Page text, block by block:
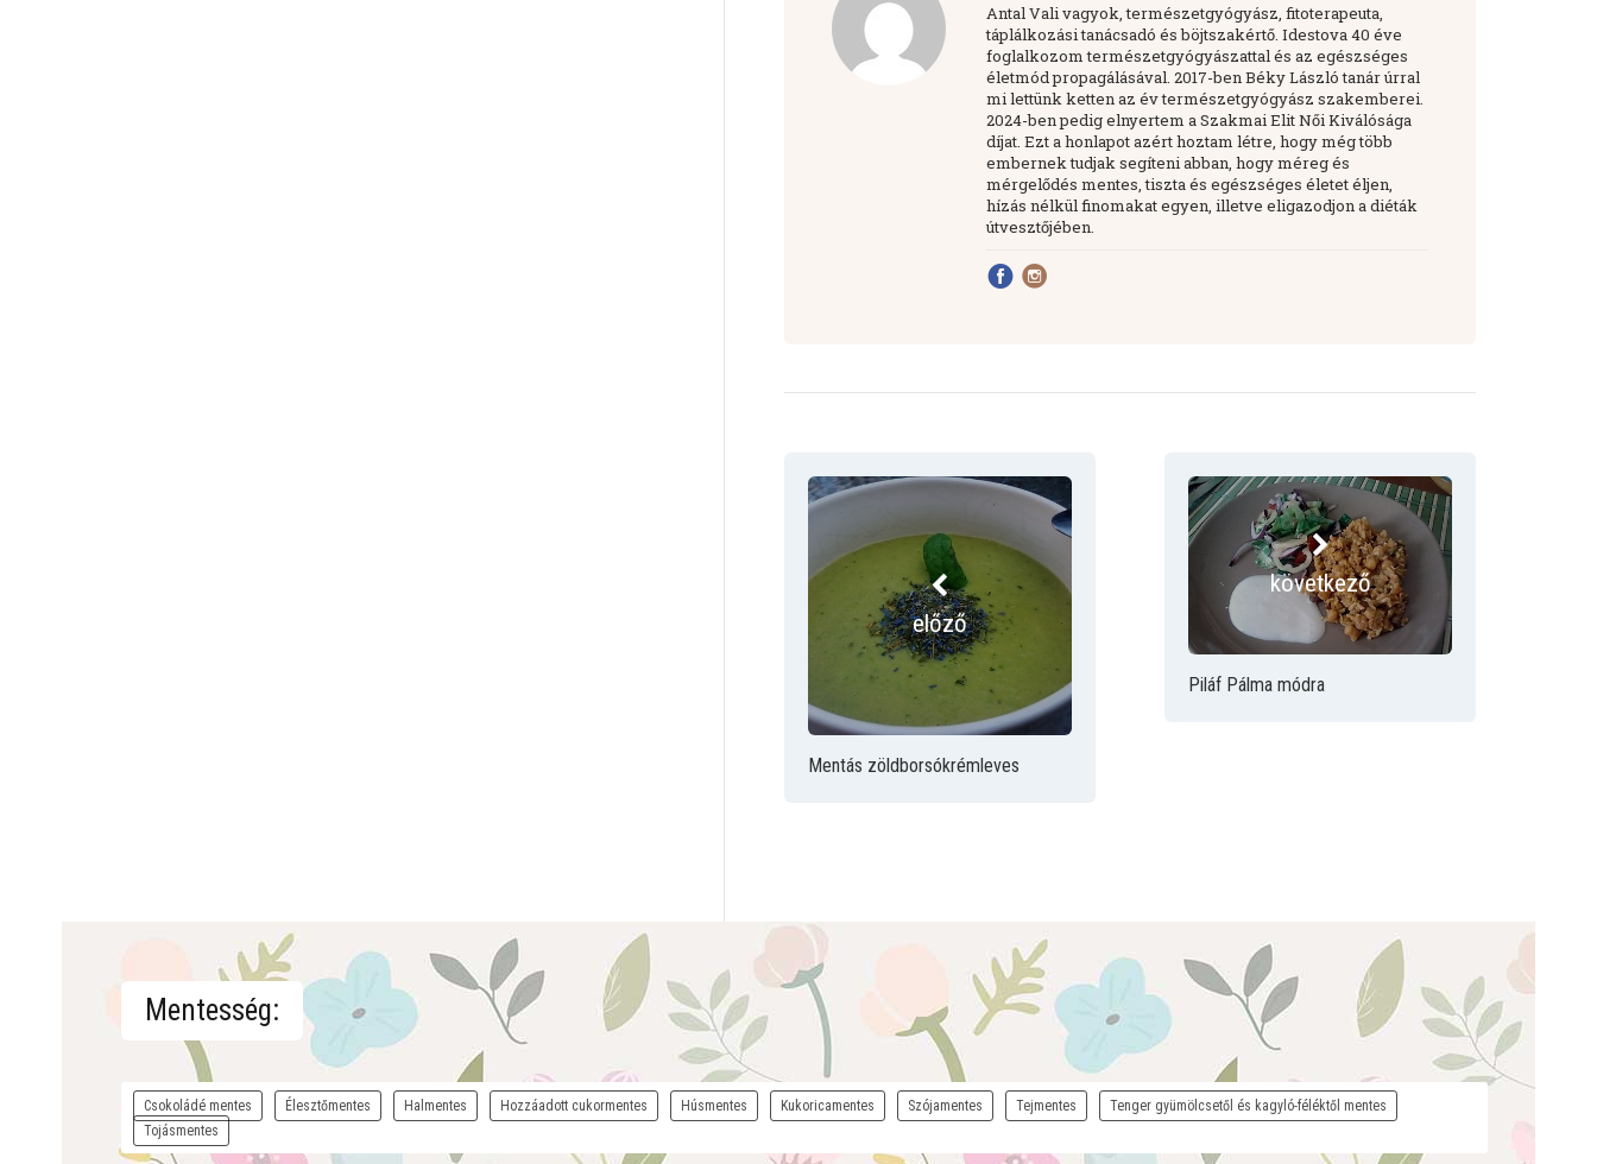
Antal Vali vagyok, természetgyógyász, fitoterapeuta,
táplálkozási tanácsadó és böjtszakértő. Idestova 40 éve
foglalkozom természetgyógyászattal és az egészséges
életmód propagálásával. 2017-ben Béky László tanár úrral
mi lettünk ketten az év természetgyógyász szakemberei.
2024-ben pedig elnyertem a Szakmai Elit Női Kiválósága
díjat. Ezt a honlapot azért hoztam létre, hogy még több
embernek tudjak segíteni abban, hogy méreg és
mérgelődés mentes, tiszta és egészséges életet éljen,
hízás nélkül finomakat egyen, illetve eligazodjon a diéták
útvesztőjében.
előző
Mentás zöldborsókrémleves
következő
Piláf Pálma módra
Mentesség:
Csokoládé mentes Élesztőmentes Halmentes Hozzáadott cukormentes Húsmentes Kukoricamentes Szójamentes Tejmentes
Tenger gyümölcsetől és kagyló-féléktől mentes
Tojásmentes